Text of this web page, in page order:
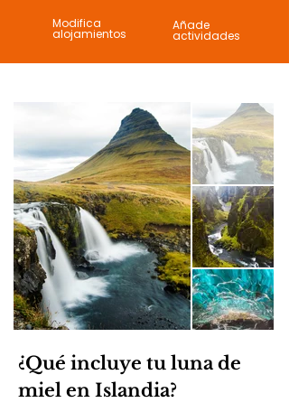
Modifica
alojamientos
Añade
actividades
¿Qué incluye tu luna de
miel en Islandia?